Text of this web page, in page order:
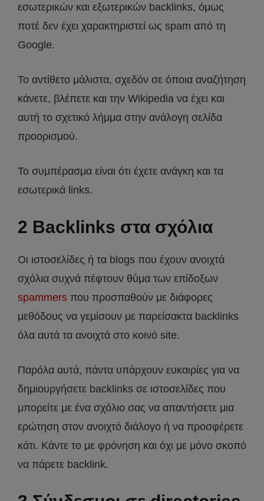
εσωτερικών και εξωτερικών backlinks, όμως
ποτέ δεν έχει χαρακτηριστεί ως spam από τη
Google.
Το αντίθετο μάλιστα, σχεδόν σε όποια αναζήτηση
κάνετε, βλέπετε και την Wikipedia να έχει και
αυτή το σχετικό λήμμα στην ανάλογη σελίδα
προορισμού.
Το συμπέρασμα είναι ότι έχετε ανάγκη και τα
εσωτερικά links.
2 Backlinks στα σχόλια
Οι ιστοσελίδες ή τα blogs που έχουν ανοιχτά
σχόλια συχνά πέφτουν θύμα των επίδοξων
spammers που προσπαθούν με διάφορες
μεθόδους να γεμίσουν με παρείσακτα backlinks
όλα αυτά τα ανοιχτά στο κοινό site.
Παρόλα αυτά, πάντα υπάρχουν ευκαιρίες για να
δημιουργήσετε backlinks σε ιστοσελίδες που
μπορείτε με ένα σχόλιο σας να απαντήσετε μια
ερώτηση στον ανοιχτό διάλογο ή να προσφέρετε
κάτι. Κάντε το με φρόνηση και όχι με μόνο σκοπό
να πάρετε backlink.